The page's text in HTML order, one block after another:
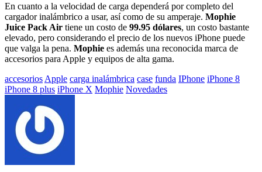
En cuanto a la velocidad de carga dependerá por completo del
cargador inalámbrico a usar, así como de su amperaje. Mophie
Juice Pack Air tiene un costo de 99.95 dólares, un costo bastante
elevado, pero considerando el precio de los nuevos iPhone puede
que valga la pena. Mophie es además una reconocida marca de
accesorios para Apple y equipos de alta gama.
Etiquetado
con:
accesorios Apple carga inalámbrica case funda IPhone iPhone 8
iPhone 8 plus iPhone X Mophie Novedades